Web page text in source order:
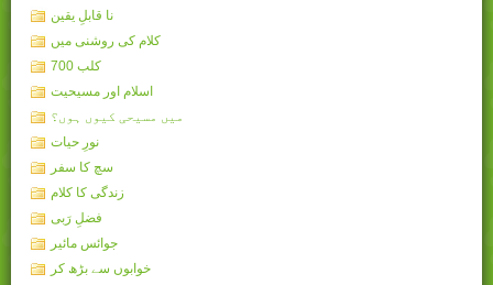
نا قابلِ یقین
کلام کی روشنی میں
کلب 700
اسلام اور مسیحیت
میں مسیحی کیوں ہوں؟
نورِ حیات
سچ کا سفر
زندگی کا کلام
فضلِ رَبی
جوائس مائیر
خوابوں سے بڑھ کر